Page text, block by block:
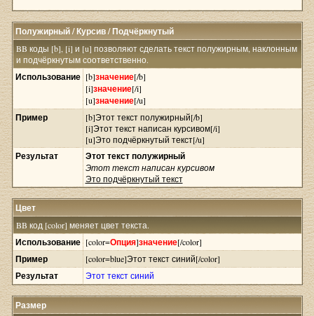
Полужирный / Курсив / Подчёркнутый
BB коды [b], [i] и [u] позволяют сделать текст полужирным, наклонным
и подчёркнутым соответственно.
Использование [b]значение[/b]
[i]значение[/i]
[u]значение[/u]
Пример
[b]Этот текст полужирный[/b]
[i]Этот текст написан курсивом[/i]
[u]Это подчёркнутый текст[/u]
Результат Этот текст полужирный
Этот текст написан курсивом
Это подчёркнутый текст
Цвет
BB код [color] меняет цвет текста.
Использование [color=Опция]значение[/color]
Пример [color=blue]Этот текст синий[/color]
Результат Этот текст синий
Размер